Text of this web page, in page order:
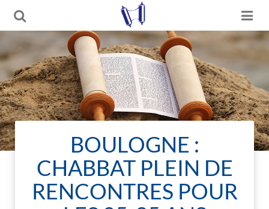
BOULOGNE :
CHABBAT PLEIN DE
RENCONTRES POUR